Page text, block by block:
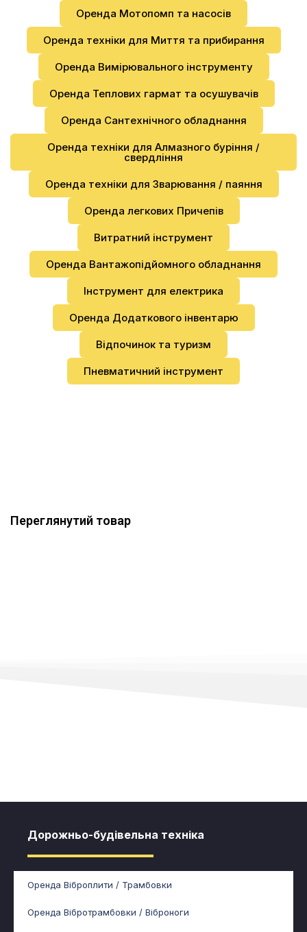
Оренда Мотопомп та насосів
Оренда техніки для Миття та прибирання
Оренда Вимірювального інструменту
Оренда Теплових гармат та осушувачів
Оренда Сантехнічного обладнання
Оренда техніки для Алмазного буріння /
свердління
Оренда техніки для Зварювання / паяння
Оренда легкових Причепів
Витратний інструмент
Оренда Вантажопідйомного обладнання
Інструмент для електрика
Оренда Додаткового інвентарю
Відпочинок та туризм
Пневматичний інструмент
Переглянутий товар
Дорожньо-будівельна техніка
Оренда Віброплити / Трамбовки
Оренда Вібротрамбовки / Віброноги